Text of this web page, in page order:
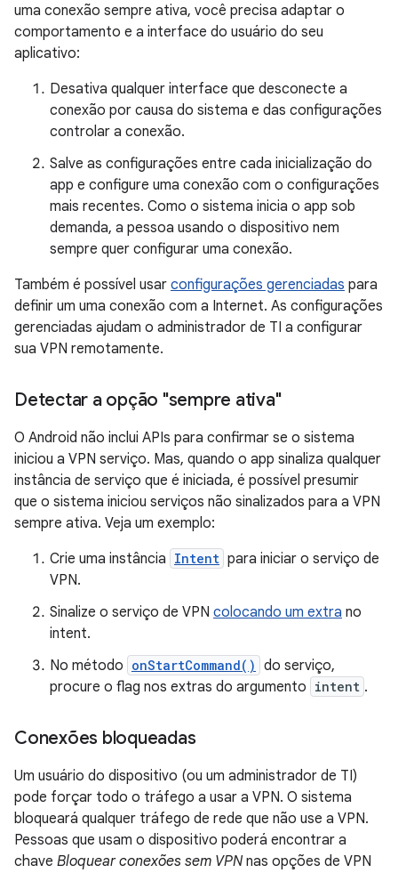
uma conexão sempre ativa, você precisa adaptar o
comportamento e a interface do usuário do seu
aplicativo:
Desativa qualquer interface que desconecte a
conexão por causa do sistema e das configurações
controlar a conexão.
Salve as configurações entre cada inicialização do
app e configure uma conexão com o configurações
mais recentes. Como o sistema inicia o app sob
demanda, a pessoa usando o dispositivo nem
sempre quer configurar uma conexão.
Também é possível usar configurações gerenciadas para
definir um uma conexão com a Internet. As configurações
gerenciadas ajudam o administrador de TI a configurar
sua VPN remotamente.
Detectar a opção "sempre ativa"
O Android não inclui APIs para confirmar se o sistema
iniciou a VPN serviço. Mas, quando o app sinaliza qualquer
instância de serviço que é iniciada, é possível presumir
que o sistema iniciou serviços não sinalizados para a VPN
sempre ativa. Veja um exemplo:
Crie uma instância Intent para iniciar o serviço de
VPN.
Sinalize o serviço de VPN colocando um extra no
intent.
No método onStartCommand() do serviço,
procure o flag nos extras do argumento intent .
Conexões bloqueadas
Um usuário do dispositivo (ou um administrador de TI)
pode forçar todo o tráfego a usar a VPN. O sistema
bloqueará qualquer tráfego de rede que não use a VPN.
Pessoas que usam o dispositivo poderá encontrar a
chave Bloquear conexões sem VPN nas opções de VPN